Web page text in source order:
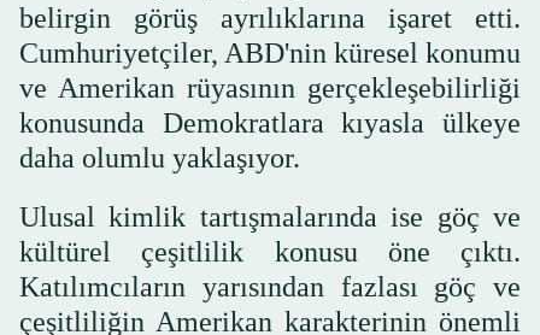
belirgin görüş ayrılıklarına işaret etti.
Cumhuriyetçiler, ABD'nin küresel konumu
ve Amerikan rüyasının gerçekleşebilirliği
konusunda Demokratlara kıyasla ülkeye
daha olumlu yaklaşıyor.
Ulusal kimlik tartışmalarında ise göç ve
kültürel çeşitlilik konusu öne çıktı.
Katılımcıların yarısından fazlası göç ve
çeşitliliğin Amerikan karakterinin önemli